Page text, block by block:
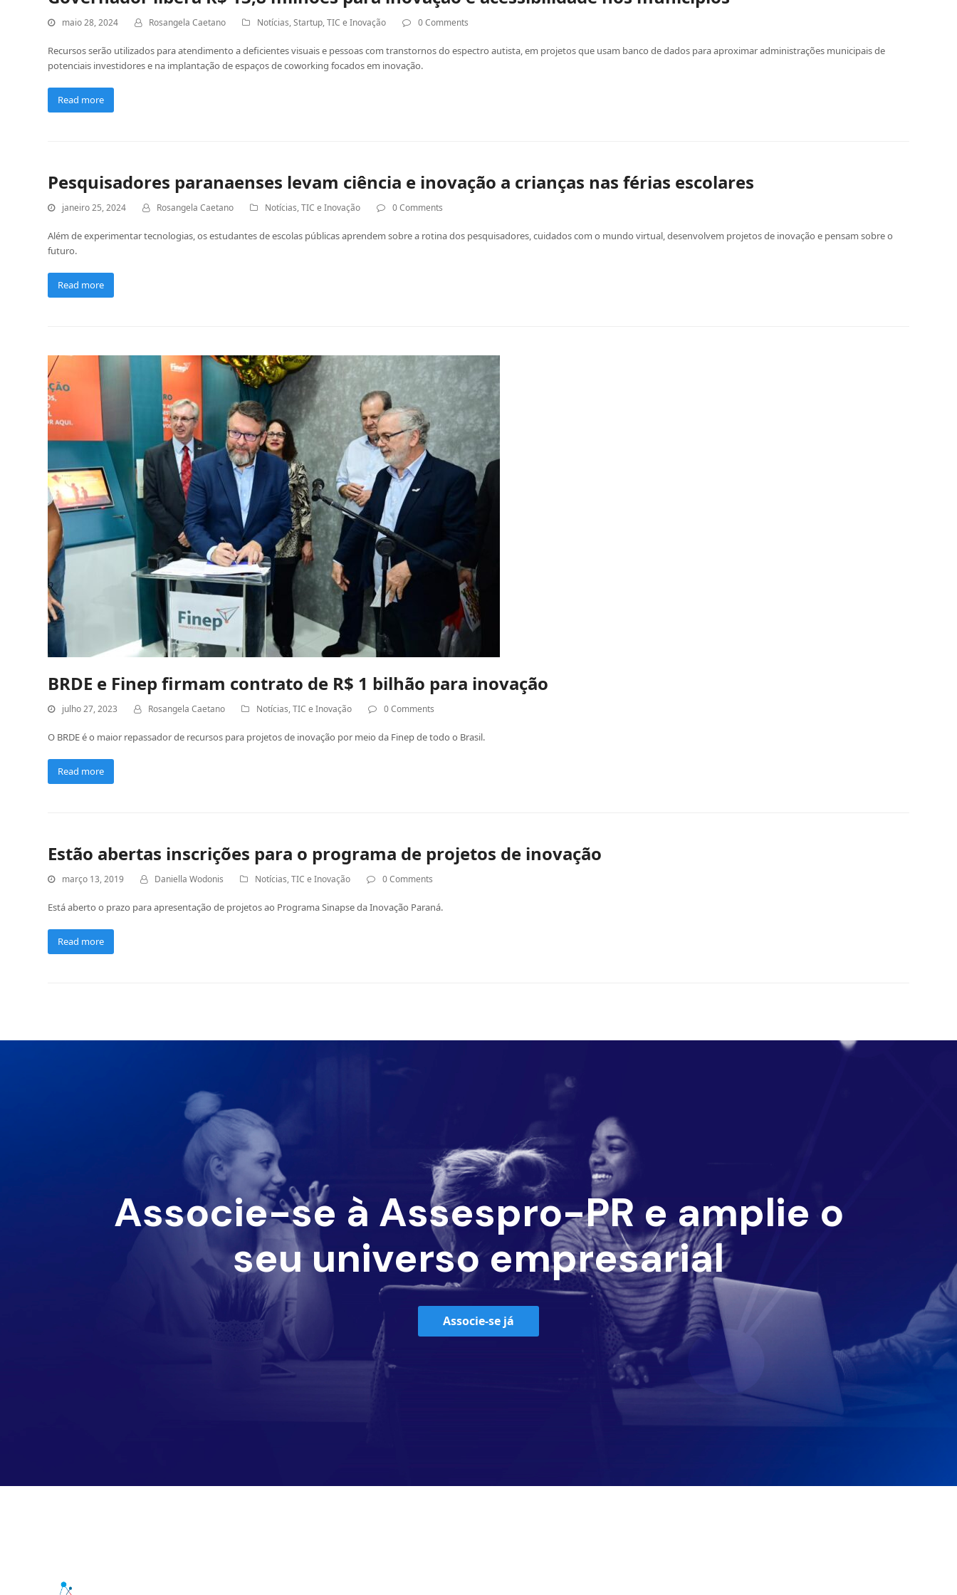
maio 28, 2024 Rosangela Caetano Notícias,Startup,TIC e Inovação 0 Comments
Recursos serão utilizados para atendimento a deficientes visuais e pessoas com transtornos do espectro autista, em projetos que usam banco de dados para aproximar administrações municipais de
potenciais investidores e na implantação de espaços de coworking focados em inovação.
Read more
Pesquisadores paranaenses levam ciência e inovação a crianças nas férias escolares
janeiro 25, 2024 Rosangela Caetano Notícias,TIC e Inovação 0 Comments
Além de experimentar tecnologias, os estudantes de escolas públicas aprendem sobre a rotina dos pesquisadores, cuidados com o mundo virtual, desenvolvem projetos de inovação e pensam sobre o
futuro.
Read more
BRDE e Finep firmam contrato de R$ 1 bilhão para inovação
julho 27, 2023 Rosangela Caetano Notícias,TIC e Inovação 0 Comments
O BRDE é o maior repassador de recursos para projetos de inovação por meio da Finep de todo o Brasil.
Read more
Estão abertas inscrições para o programa de projetos de inovação
março 13, 2019 Daniella Wodonis Notícias,TIC e Inovação 0 Comments
Está aberto o prazo para apresentação de projetos ao Programa Sinapse da Inovação Paraná.
Read more
Associe-se à Assespro-PR e amplie o
seu universo empresarial
Associe-se já